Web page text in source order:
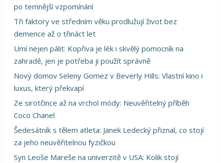
po temnější vzpomínání
Tři faktory ve středním věku prodlužují život bez
demence až o třináct let
Umí nejen pálit: Kopřiva je lék i skvělý pomocník na
zahradě, jen je potřeba ji použít správně
Nový domov Seleny Gomez v Beverly Hills: Vlastní kino i
luxus, který překvapí
Ze sirotčince až na vrchol módy: Neuvěřitelný příběh
Coco Chanel
Šedesátník s tělem atleta: Janek Ledecký přiznal, co stojí
za jeho neuvěřitelnou fyzičkou
Syn Leoše Mareše na univerzitě v USA: Kolik stojí